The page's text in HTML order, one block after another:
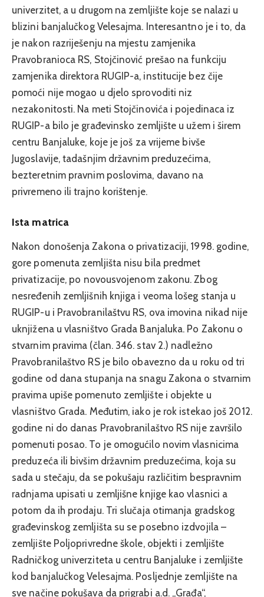
univerzitet, a u drugom na zemljište koje se nalazi u
blizini banjalučkog Velesajma. Interesantno je i to, da
je nakon razriješenju na mjestu zamjenika
Pravobranioca RS, Stojčinović prešao na funkciju
zamjenika direktora RUGIP-a, institucije bez čije
pomoći nije mogao u djelo sprovoditi niz
nezakonitosti. Na meti Stojčinovića i pojedinaca iz
RUGIP-a bilo je građevinsko zemljište u užem i širem
centru Banjaluke, koje je još za vrijeme bivše
Jugoslavije, tadašnjim državnim preduzećima,
bezteretnim pravnim poslovima, davano na
privremeno ili trajno korištenje.
Ista matrica
Nakon donošenja Zakona o privatizaciji, 1998. godine,
gore pomenuta zemljišta nisu bila predmet
privatizacije, po novousvojenom zakonu. Zbog
nesređenih zemljišnih knjiga i veoma lošeg stanja u
RUGIP-u i Pravobranilaštvu RS, ova imovina nikad nije
uknjižena u vlasništvo Grada Banjaluka. Po Zakonu o
stvarnim pravima (član. 346. stav 2.) nadležno
Pravobranilaštvo RS je bilo obavezno da u roku od tri
godine od dana stupanja na snagu Zakona o stvarnim
pravima upiše pomenuto zemljište i objekte u
vlasništvo Grada. Međutim, iako je rok istekao još 2012.
godine ni do danas Pravobranilaštvo RS nije završilo
pomenuti posao. To je omogućilo novim vlasnicima
preduzeća ili bivšim državnim preduzećima, koja su
sada u stečaju, da se pokušaju različitim bespravnim
radnjama upisati u zemljišne knjige kao vlasnici a
potom da ih prodaju. Tri slučaja otimanja gradskog
građevinskog zemljišta su se posebno izdvojila –
zemljište Poljoprivredne škole, objekti i zemljište
Radničkog univerziteta u centru Banjaluke i zemljište
kod banjalučkog Velesajma. Posljednje zemljište na
sve načine pokušava da prigrabi a.d. „Građa“,